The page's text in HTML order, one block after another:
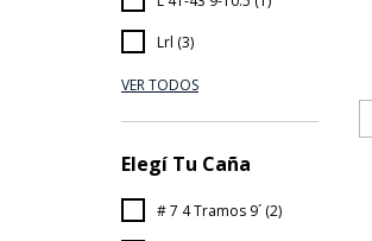
Lrl (3)
VER TODOS
Elegí Tu Caña
# 7 4 Tramos 9´ (2)